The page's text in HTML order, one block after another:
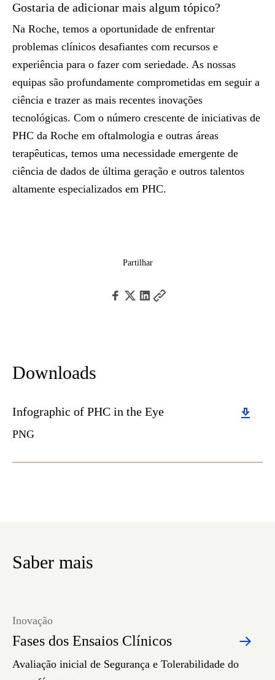
Gostaria de adicionar mais algum tópico?
Na Roche, temos a oportunidade de enfrentar
problemas clínicos desafiantes com recursos e
experiência para o fazer com seriedade. As nossas
equipas são profundamente comprometidas em seguir a
ciência e trazer as mais recentes inovações
tecnológicas. Com o número crescente de iniciativas de
PHC da Roche em oftalmologia e outras áreas
terapêuticas, temos uma necessidade emergente de
ciência de dados de última geração e outros talentos
altamente especializados em PHC.
Partilhar
Downloads
Download
Infographic of PHC in the Eye
PNG
Saber mais
Fases dos Ensaios Clínicos
Inovação
Avaliação inicial de Segurança e Tolerabilidade do